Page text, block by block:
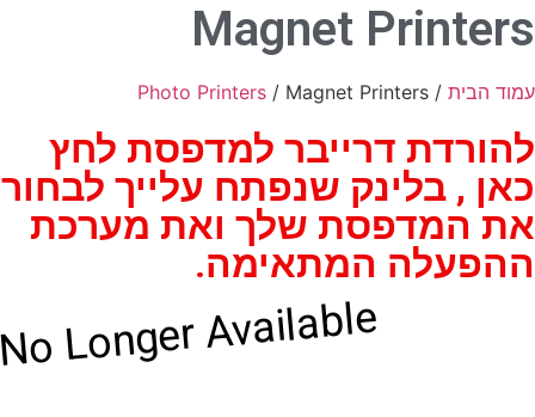
Frame Grabber
Industrial Camera
Professional Monitors
PTZ Confrence Camera
C-Mount Lenss
Professional Video Equipment
Visualizer
Magnet Printers
עמוד הבית /
Photo Printers / Magnet Printers
להורדת דרייבר למדפסת לחץ
כאן , בלינק שנפתח עלייך לבחור
את המדפסת שלך ואת מערכת
ההפעלה המתאימה.
Longer Available